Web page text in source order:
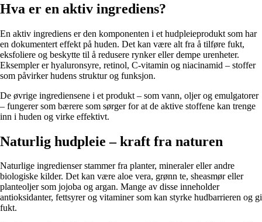
Hva er en aktiv ingrediens?
En aktiv ingrediens er den komponenten i et hudpleieprodukt som har
en dokumentert effekt på huden. Det kan være alt fra å tilføre fukt,
eksfoliere og beskytte til å redusere rynker eller dempe urenheter.
Eksempler er hyaluronsyre, retinol, C-vitamin og niacinamid – stoffer
som påvirker hudens struktur og funksjon.
De øvrige ingrediensene i et produkt – som vann, oljer og emulgatorer
– fungerer som bærere som sørger for at de aktive stoffene kan trenge
inn i huden og virke effektivt.
Naturlig hudpleie – kraft fra naturen
Naturlige ingredienser stammer fra planter, mineraler eller andre
biologiske kilder. Det kan være aloe vera, grønn te, sheasmør eller
planteoljer som jojoba og argan. Mange av disse inneholder
antioksidanter, fettsyrer og vitaminer som kan styrke hudbarrieren og gi
fukt.